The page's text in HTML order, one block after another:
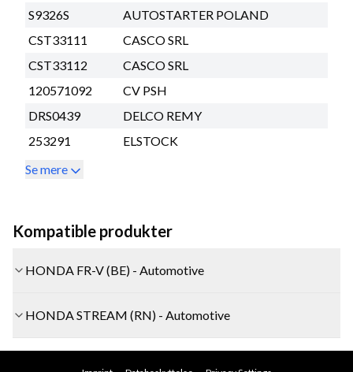
S9326S
AUTOSTARTER POLAND
CST33111
CASCO SRL
CST33112
CASCO SRL
120571092
CV PSH
DRS0439
DELCO REMY
253291
ELSTOCK
Se mere
Kompatible produkter
HONDA FR-V (BE) - Automotive
HONDA STREAM (RN) - Automotive